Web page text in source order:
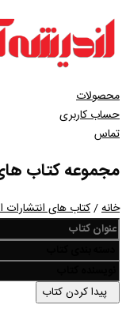
محصولات
حساب کاربری
تماس
مجموعه کتاب
خانه/کتاب های انتشارات